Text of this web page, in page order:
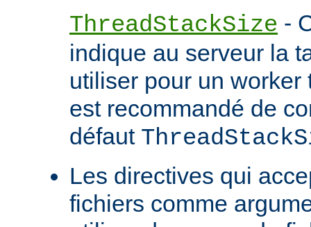
ThreadStackSize -
indique au serveur la
utiliser pour un
est recommandé de
défaut
Les directives qui
fichiers comme